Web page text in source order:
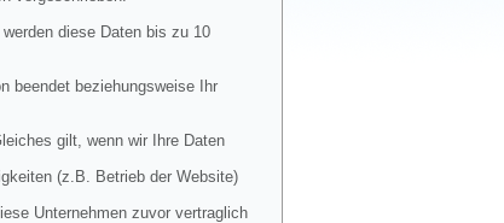
diese Daten bis zu 10
beendet beziehungsweise Ihr
gilt, wenn wir Ihre Daten
(z.B. Betrieb der Website)
Unternehmen zuvor vertraglich